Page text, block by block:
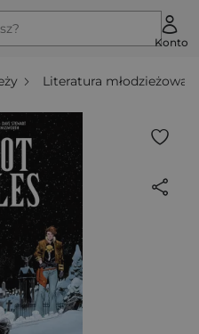
Konto
Literatura młodzieżowa